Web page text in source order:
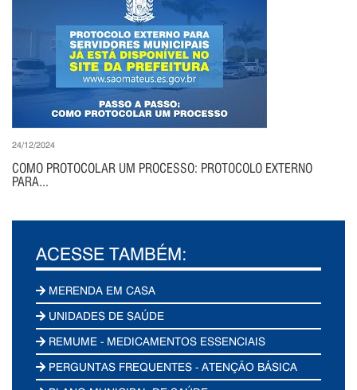
24/12/2024
COMO PROTOCOLAR UM PROCESSO: PROTOCOLO EXTERNO
PARA...
ACESSE TAMBÉM:
MERENDA EM CASA
UNIDADES DE SAÚDE
REMUME - MEDICAMENTOS ESSENCIAIS
PERGUNTAS FREQUENTES - ATENÇÃO BÁSICA